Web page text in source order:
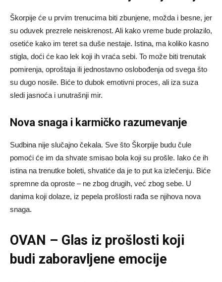
Škorpije će u prvim trenucima biti zbunjene, možda i besne, jer
su oduvek prezrele neiskrenost. Ali kako vreme bude prolazilo,
osetiće kako im teret sa duše nestaje. Istina, ma koliko kasno
stigla, doći će kao lek koji ih vraća sebi. To može biti trenutak
pomirenja, oproštaja ili jednostavno oslobođenja od svega što
su dugo nosile. Biće to dubok emotivni proces, ali iza suza
sledi jasnoća i unutrašnji mir.
Nova snaga i karmičko razumevanje
Sudbina nije slučajno čekala. Sve što Škorpije budu čule
pomoći će im da shvate smisao bola koji su prošle. Iako će ih
istina na trenutke boleti, shvatiće da je to put ka izlečenju. Biće
spremne da oproste – ne zbog drugih, već zbog sebe. U
danima koji dolaze, iz pepela prošlosti rađa se njihova nova
snaga.
OVAN – Glas iz prošlosti koji
budi zaboravljene emocije